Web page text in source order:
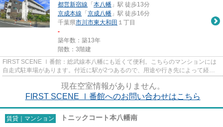
都営新宿線 「 本八幡 」駅 徒歩13分
京成本線 「 京成八幡 」駅 徒歩16分
千葉県市川市東大和田 １丁目
-
築年数：築13年
階数：3階建
FIRST SCENE Ⅰ番館：総武線本八幡にも近くて便利。こちらのマンションには
自走式駐車場があります。付近に駅が2つあるので、用途や行き先によって経路
現在空室情報がありません。
FIRST SCENE Ⅰ番館へのお問い合わせはこちら
賃貸｜マンション トニックコート本八幡南